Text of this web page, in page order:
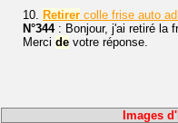
10. Retirer colle frise auto
N°344: Bonjour, j'ai retiré la
Merci de votre réponse.
Images